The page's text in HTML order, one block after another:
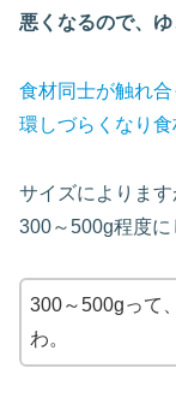
悪くなるので、
食材同士が触れ
環しづらくなり食
サイズによりま
300～500g程度に
300～500gって
わ。